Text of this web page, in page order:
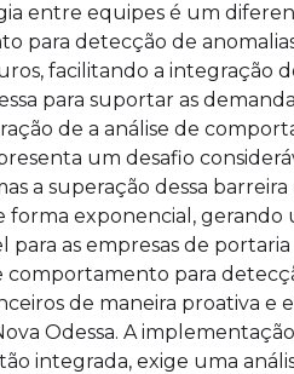
entre equipes é um
para detecção de
facilitando a integração
para suportar as
de a análise de
um desafio
a superação dessa
forma exponencial,
as empresas de
comportamento para
de maneira proativa
Odessa. A
integrada, exige uma